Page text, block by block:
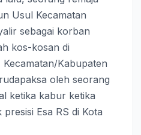
Usul Kecamatan
sebagai korban
kos-kosan di
Kabupaten
oleh seorang
ketika kabur ketika
Esa RS di Kota